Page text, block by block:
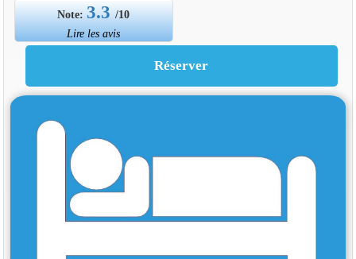
Note:3.3/10
Lire les avis